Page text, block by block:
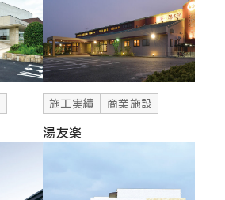
施工実績 商業施設
湯友楽